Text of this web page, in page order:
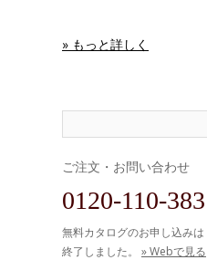
» もっと詳しく
ご注文・お問い合わせ
0120-110-383
無料カタログのお申し込みは
終了しました。 » Webで見る